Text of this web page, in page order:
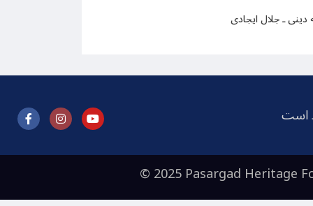
ـ جلال ایجادی
است
© 2025 Pasargad Heritage